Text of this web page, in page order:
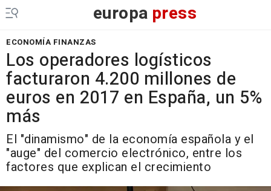
europa press
ECONOMÍA FINANZAS
Los operadores logísticos
facturaron 4.200 millones de
euros en 2017 en España, un 5%
más
El "dinamismo" de la economía española y el
"auge" del comercio electrónico, entre los
factores que explican el crecimiento